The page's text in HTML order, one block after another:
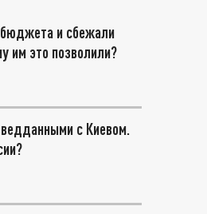
бюджета и сбежали
им это позволили?
с Киевом.